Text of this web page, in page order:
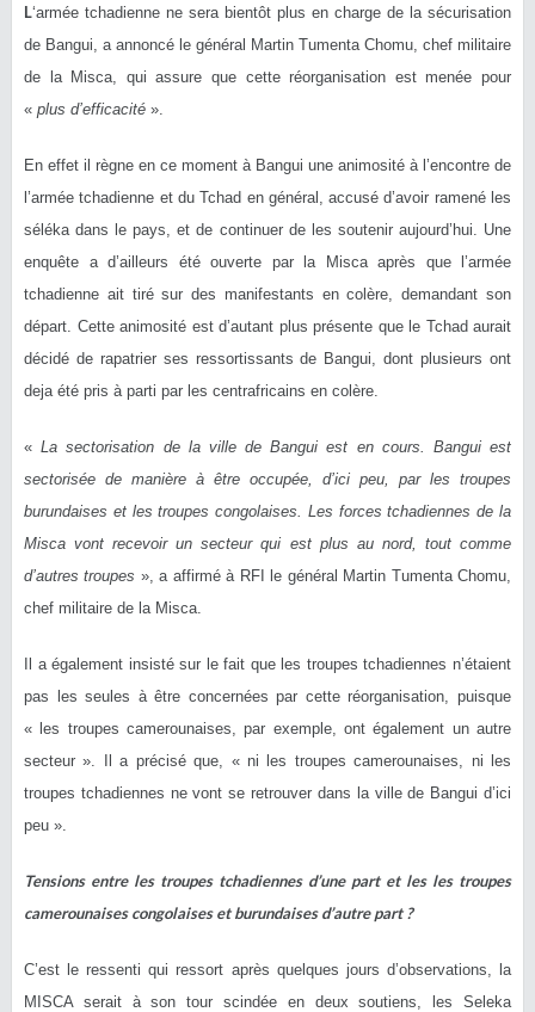
L‘armée tchadienne ne sera bientôt plus en charge de la sécurisation
de Bangui, a annoncé le général Martin Tumenta Chomu, chef militaire
de la Misca, qui assure que cette réorganisation est menée pour
« plus d’efficacité ».
En effet il règne en ce moment à Bangui une animosité à l’encontre de
l’armée tchadienne et du Tchad en général, accusé d’avoir ramené les
séléka dans le pays, et de continuer de les soutenir aujourd’hui. Une
enquête a d’ailleurs été ouverte par la Misca après que l’armée
tchadienne ait tiré sur des manifestants en colère, demandant son
départ. Cette animosité est d’autant plus présente que le Tchad aurait
décidé de rapatrier ses ressortissants de Bangui, dont plusieurs ont
deja été pris à parti par les centrafricains en colère.
«La sectorisation de la ville de Bangui est en cours. Bangui est
sectorisée de manière à être occupée, d’ici peu, par les troupes
burundaises et les troupes congolaises. Les forces tchadiennes de la
Misca vont recevoir un secteur qui est plus au nord, tout comme
d’autres troupes », a affirmé à RFI le général Martin Tumenta Chomu,
chef militaire de la Misca.
Il a également insisté sur le fait que les troupes tchadiennes n’étaient
pas les seules à être concernées par cette réorganisation, puisque
« les troupes camerounaises, par exemple, ont également un autre
secteur ». Il a précisé que, « ni les troupes camerounaises, ni les
troupes tchadiennes ne vont se retrouver dans la ville de Bangui d’ici
peu ».
Tensions entre les troupes tchadiennes d’une part et les les troupes
camerounaises congolaises et burundaises d’autre part ?
C’est le ressenti qui ressort après quelques jours d’observations, la
MISCA serait à son tour scindée en deux soutiens, les Seleka